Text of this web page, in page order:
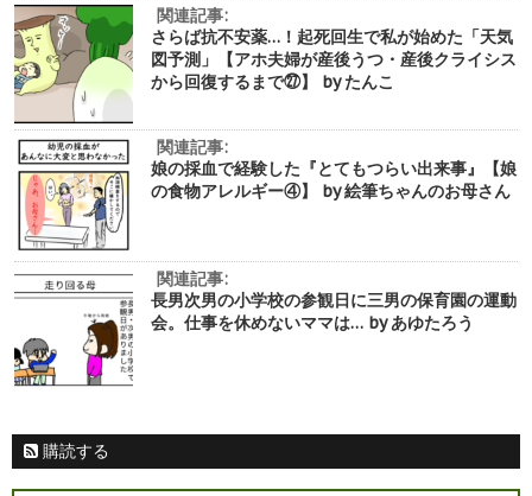
関連記事:
さらば抗不安薬…！起死回生で私が始めた「天気
図予測」【アホ夫婦が産後うつ・産後クライシス
から回復するまで㉗】 by たんこ
関連記事:
娘の採血で経験した『とてもつらい出来事』【娘
の食物アレルギー④】 by 絵筆ちゃんのお母さん
関連記事:
長男次男の小学校の参観日に三男の保育園の運動
会。仕事を休めないママは… by あゆたろう
購読する